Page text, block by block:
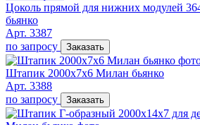
Цоколь прямой для нижних модулей
бьянко
Арт. 3387
по запросу
Заказать
Штапик 2000х7х6 Милан бьянко
Арт. 3388
по запросу
Заказать